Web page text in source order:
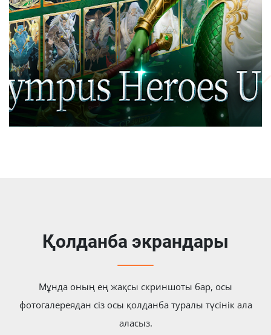
Қолданба экрандары
Мұнда оның ең жақсы скриншоты бар, осы
фотогалереядан сіз осы қолданба туралы түсінік ала
аласыз.